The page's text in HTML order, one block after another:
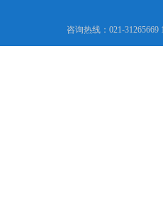
咨询热线：021-